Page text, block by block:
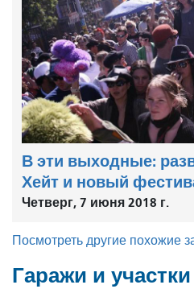
В эти выходные:
Хейт и новый
Четверг, 7 июня 2018 г.
Посмотреть другие похожие
Гаражи и участки